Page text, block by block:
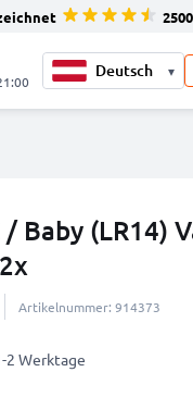
▾
Baby (LR14)
Artikelnummer: 914373
2 Werktage